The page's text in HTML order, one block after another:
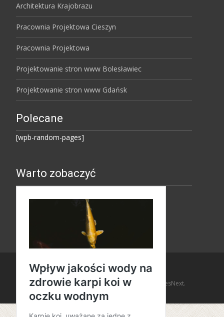
Architektura Krajobrazu
Pracownia Projektowa Cieszyn
Pracownia Projektowa
Projektowanie stron www Bolesławiec
Projektowanie stron www Gdańsk
Polecane
[wpb-random-pages]
Warto zobaczyć
Copyright © Amaro Design
Powered by WordPress, Themei-design by TemplatesNext.